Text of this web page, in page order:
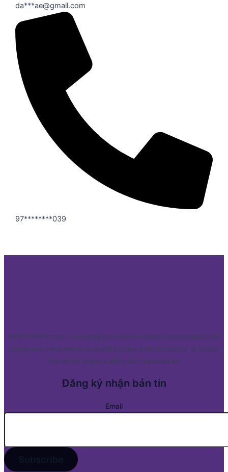
da***ae@gmail.com
97********039
STRADEVN.com: Leveraging extensive global connections to
empower Vietnamese manufacturers and importers to reach
the world stage swiftly and seamlessly
Đăng ký nhận bản tin
Email